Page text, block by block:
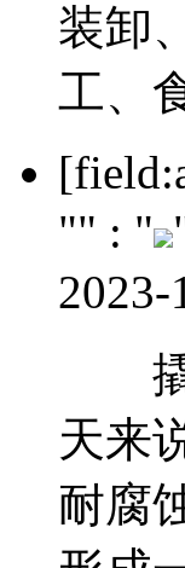
装卸
工、
"" : "
2023-
撬
天来
耐腐